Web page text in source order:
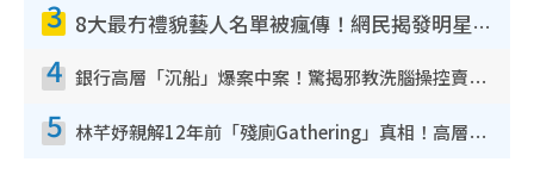
3 8大最冇禮貌藝人名單被瘋傳！網民揭發明星真面目 一致數臭呢位係無品天花板？
4 銀行高層「沉船」爆案中案！驚揭邪教洗腦操控賣淫被吞600萬 幕後黑手講多錯多
5 林芊妤親解12年前「殘廁Gathering」真相！高層解約一句話重創尊嚴至今拒返TVB